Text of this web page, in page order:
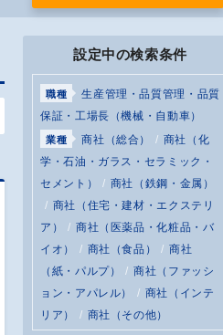
設定中の検索条件
職種
生産管理・品質管理・品質
保証・工場長（機械・自動車）
業種 商社（総合）
商社（化
学・石油・ガラス・セラミック・
セメント）
商社（鉄鋼・金属）
商社（住宅・建材・エクステリ
ア）
商社（医薬品・化粧品・バ
イオ）
商社（食品）
商社
（紙・パルプ）
商社（ファッシ
ョン・アパレル）
商社（インテ
リア）
商社（その他）